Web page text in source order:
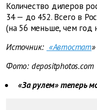
Количество дилеров
34 — до 452. Всего в
(на 56 меньше, чем год
Источник: «Автостат»
Фото: depositphotos.com
«За рулем» теперь